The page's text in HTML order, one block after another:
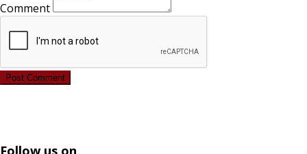
Comment
Post Comment
Follow us on